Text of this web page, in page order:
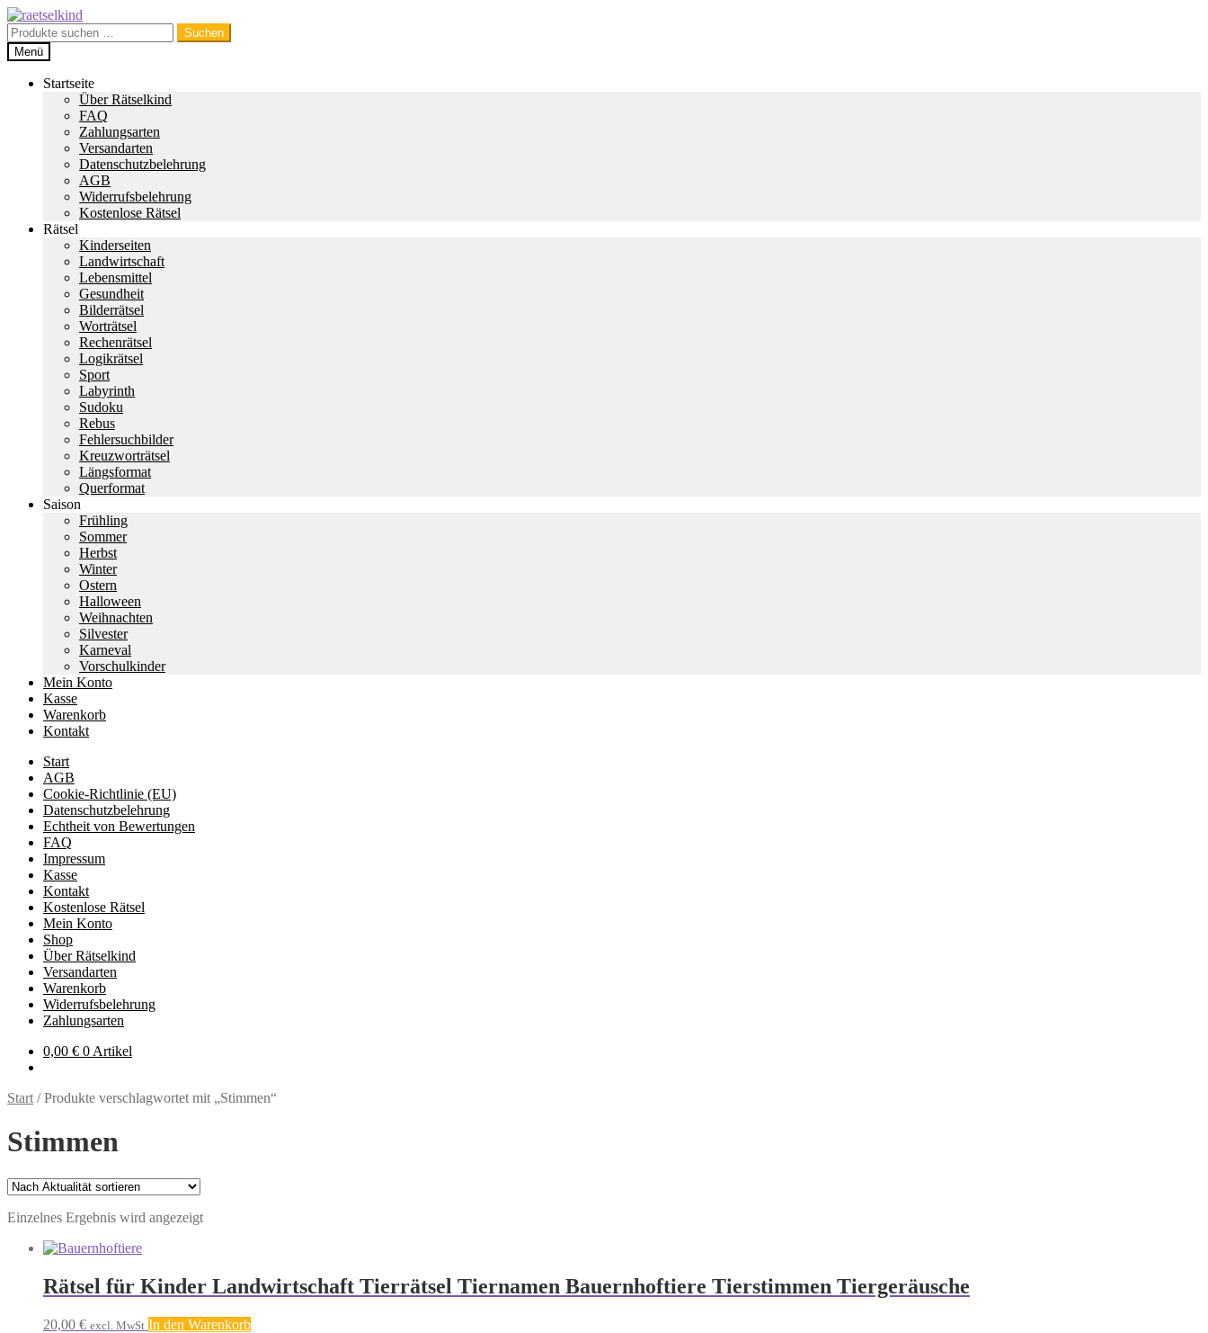
Zur
Navigation
springen
Zum
Inhalt
springen
Suchen
nach:
Suchen
Menü
Startseite
Über Rätselkind
FAQ
Zahlungsarten
Versandarten
Datenschutzbelehrung
AGB
Widerrufsbelehrung
Kostenlose Rätsel
Rätsel
Kinderseiten
Landwirtschaft
Lebensmittel
Gesundheit
Bilderrätsel
Worträtsel
Rechenrätsel
Logikrätsel
Sport
Labyrinth
Sudoku
Rebus
Fehlersuchbilder
Kreuzworträtsel
Längsformat
Querformat
Saison
Frühling
Sommer
Herbst
Winter
Ostern
Halloween
Weihnachten
Silvester
Karneval
Vorschulkinder
Mein Konto
Kasse
Warenkorb
Kontakt
Start
AGB
Cookie-Richtlinie (EU)
Datenschutzbelehrung
Echtheit von Bewertungen
FAQ
Impressum
Kasse
Kontakt
Kostenlose Rätsel
Mein Konto
Shop
Über Rätselkind
Versandarten
Warenkorb
Widerrufsbelehrung
Zahlungsarten
0,00 € 0 Artikel
Start /Produkte verschlagwortet mit „Stimmen“
Stimmen
Einzelnes Ergebnis wird angezeigt
Rätsel für Kinder Landwirtschaft Tierrätsel Tiernamen Bauernhoftiere Tierstimmen Tiergeräusche
20,00 € excl. MwSt In den Warenkorb